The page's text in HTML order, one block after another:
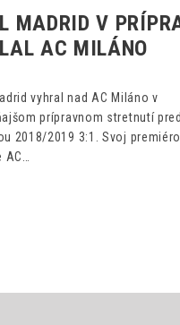
MADRID V
AC MILÁNO
vyhral nad AC Miláno v
prípravnom stretnutí pred
2018/2019 3:1. Svoj